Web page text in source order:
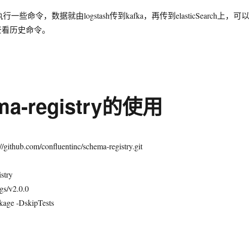
行一些命令，数据就由logstash传到kafka，再传到elasticSearch上，可以
历史命令。
registry的使用
github.com/confluentinc/schema-registry.git
v2.0.0
-DskipTests